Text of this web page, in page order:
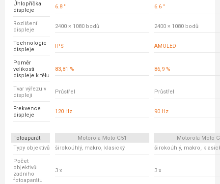
Úhlopříčka
displeje
6.8 " 6.6 "
Rozlišení
displeje
2400 × 1080 bodů 2400 × 1080 bodů
Technologie
displeje
IPS AMOLED
Poměr
velikosti
displeje k tělu
83,81 % 86,9 %
Tvar výřezu v
displeji
Průstřel Průstřel
Frekvence
displeje
120 Hz 90 Hz
Fotoaparát Motorola Moto G51
Motorola Moto
Typy objektivů
širokoúhlý, makro, klasický širokoúhlý, makro,
Počet
objektivů
zadního
fotoaparátu
3 x 3 x